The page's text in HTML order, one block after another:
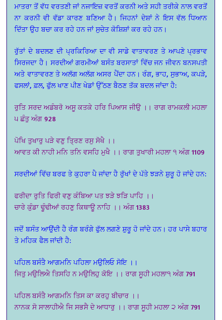
ਮਾਤਰਾ ਤੋਂ ਵੱਧ ਵਰਤਣੀ ਜਾਂ ਨਜਾਇਜ਼ ਵਰਤੋਂ ਕਰਨੀ ਅਤੇ ਸਹੀ ਤਰੀਕੇ ਨਾਲ ਵਰਤੋਂ
ਨਾ ਕਰਨੀ ਵੀ ਵੱਡਾ ਕਾਰਣ ਬਣਿਆ ਹੈ। ਜਿਹਨਾਂ ਦੇਸ਼ਾਂ ਨੇ ਇਸ ਵੱਲ ਧਿਆਨ
ਦਿੱਤਾ ਉਹ ਬਚਾ ਕਰ ਰਹੇ ਹਨ ਜਾਂ ਸੁਚੇਤ ਕੋਸ਼ਿਸ਼ਾਂ ਕਰ ਰਹੇ ਹਨ।
ਰੁੱਤਾਂ ਦੇ ਬਦਲਣ ਦੀ ਪ੍ਰਕਿਰਿਆ ਦਾ ਵੀ ਸਾਡੇ ਵਾਤਾਵਰਣ ਤੇ ਆਪਣੇ ਪ੍ਰਭਾਵ
ਸਿਰਜਦਾ ਹੈ। ਸਰਦੀਆਂ ਗਰਮੀਆਂ ਬਸੰਤ ਬਰਸਾਤਾਂ ਵਿੱਚ ਜਨ ਜੀਵਨ ਬਨਸਪਤੀ
ਅਤੇ ਵਾਤਾਵਰਣ ਤੇ ਅਲੱਗ ਅਲੱਗ ਅਸਰ ਪੈਂਦਾ ਹਨ। ਰੰਗ, ਭਾਹ, ਸੁਭਾਅ, ਕਪੜੇ,
ਫਸਲਾਂ, ਫ਼ਲ, ਫੁੱਲ ਖਾਣ ਪੀਣ ਖੇਡਾਂ ਉੱਠਣ ਬੈਠਣ ਤੱਕ ਬਦਲ ਜਾਂਦਾ ਹੈ:
ਰੁਤਿ ਸਰਦ ਅਡੰਬਰੋ ਅਸੂ ਕਤਕੇ ਹਰਿ ਪਿਆਸ ਜੀਉ ।। ਰਾਗ ਰਾਮਕਲੀ ਮਹਲਾ
੫ ਛੰਤੁ ਅੰਗ 928
ਪੋਖਿ ਤੁਖਾਰੁ ਪੜੇ ਵਣੁ ਤ੍ਰਿਣ ਰਸੁ ਸੋਖੈ ।।
ਆਵਤ ਕੀ ਨਾਹੀ ਮਨਿ ਤਨਿ ਵਸਹਿ ਮੁਖੈ ।। ਰਾਗ ਤੁਖਾਰੀ ਮਹਲਾ ੧ ਅੰਗ 1109
ਸਰਦੀਆਂ ਵਿੱਚ ਬਰਫ ਤੇ ਕੁਹਰਾ ਪੈ ਜਾਂਦਾ ਹੈ ਰੁੱਖਾਂ ਦੇ ਪੱਤੇ ਝੜਨੇ ਸ਼ੁਰੂ ਹੋ ਜਾਂਦੇ ਹਨ:
ਫਰੀਦਾ ਰੁਤਿ ਫਿਰੀ ਵਣੁ ਕੰਬਿਆ ਪਤ ਝੜੇ ਝੜਿ ਪਾਹਿ ।।
ਚਾਰੇ ਕੁੰਡਾ ਢੂੰਢੀਆਂ ਰਹਣੁ ਕਿਥਾਊ ਨਾਹਿ ।। ਅੰਗ 1383
ਜਦੋਂ ਬਸੰਤ ਆਉਂਦੀ ਹੈ ਰੰਗ ਬਰੰਗੇ ਫੁੱਲ ਲਗਣੇ ਸ਼ੁਰੂ ਹੋ ਜਾਂਦੇ ਹਨ। ਹਰ ਪਾਸੇ ਬਹਾਰ
ਤੇ ਮਹਿਕ ਫੈਲ ਜਾਂਦੀ ਹੈ:
ਪਹਿਲ ਬਸੰਤੈ ਆਗਮਨਿ ਪਹਿਲਾ ਮਉਲਿਓ ਸੋਇ ।।
ਜਿਤੁ ਮਉਲਿਐ ਤਿਸਹਿ ਨ ਮਉਲਿਹੁ ਕੋਇ ।। ਰਾਗ ਸੂਹੀ ਮਹਲਾ੧ ਅੰਗ 791
ਪਹਿਲ ਬਸੰਤੈ ਆਗਮਨਿ ਤਿਸ ਕਾ ਕਰਹੁ ਬੀਚਾਰ ।।
ਨਾਨਕ ਸੋ ਸਾਲਾਹੀਐ ਜਿ ਸਭਸੈ ਦੇ ਆਧਾਰੁ ।। ਰਾਗ ਸੂਹੀ ਮਹਲਾ ੨ ਅੰਗ 791